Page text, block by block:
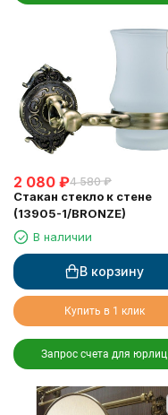
2 080 ₽4 580 ₽
Стакан стекло к стене
(13905-1/BRONZE)
В наличии
В корзину
Купить в 1 клик
Запрос счета для юрлиц